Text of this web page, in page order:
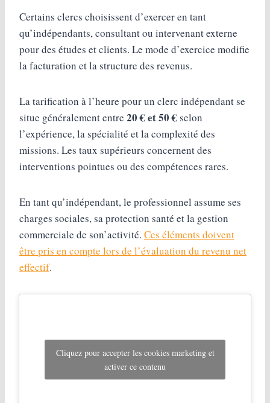
Certains clercs choisissent d’exercer en tant
qu’indépendants, consultant ou intervenant externe
pour des études et clients. Le mode d’exercice modifie
la facturation et la structure des revenus.
La tarification à l’heure pour un clerc indépendant se
situe généralement entre 20 € et 50 €selon
l’expérience, la spécialité et la complexité des
missions. Les taux supérieurs concernent des
interventions pointues ou des compétences rares.
En tant qu’indépendant, le professionnel assume ses
charges sociales, sa protection santé et la gestion
commerciale de son’activité. Ces éléments doivent
être pris en compte lors de l’évaluation du revenu net
effectif.
Cliquez pour accepter les cookies marketing et
activer ce contenu